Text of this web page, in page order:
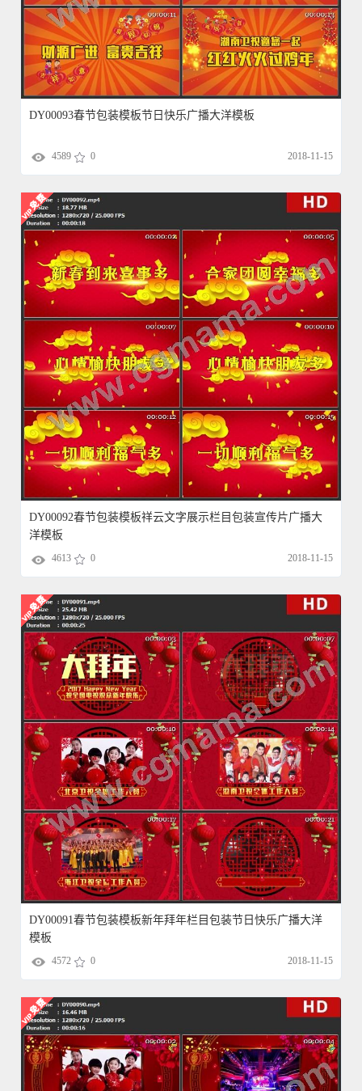
DY00093春节包装模板节日快乐广播大洋模板
4589 0 2018-11-15
DY00092春节包装模板祥云文字展示栏目包装宣传片广播大
洋模板
4613 0 2018-11-15
DY00091春节包装模板新年拜年栏目包装节日快乐广播大洋
模板
4572 0 2018-11-15